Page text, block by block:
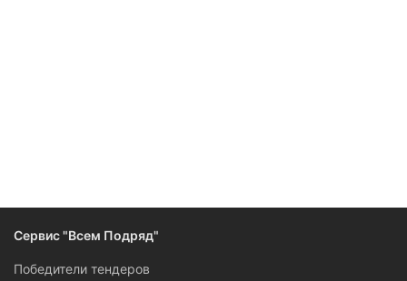
Сервис "Всем Подряд"
Победители тендеров